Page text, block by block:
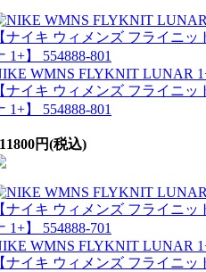
WMNS FLYKNIT LUNAR
【ナイキ ウィメンズ フライニッ
1+】 554888-801
11800円(税込)
WMNS FLYKNIT LUNAR
【ナイキ ウィメンズ フライニッ